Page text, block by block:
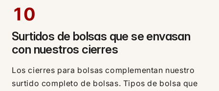
10
Surtidos de bolsas que se envasan
con nuestros cierres
Los cierres para bolsas complementan nuestro
surtido completo de bolsas. Tipos de bolsa que